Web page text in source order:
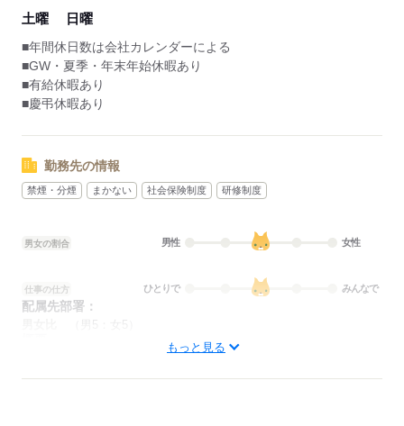
「土日休みが良い」
「長期で働きたい」
「残業は少ない方が良い」
「日勤・夜勤どちらかが良い」
など、あなたのご希望を教えて下さい！
【勤務条件】
□週3日～OK！
勤務期間は相談OKです！
□残業は基本なし！
応募する
土曜 日曜
■年間休日数は会社カレンダーによる
■GW・夏季・年末年始休暇あり
■有給休暇あり
■慶弔休暇あり
勤務先の情報
禁煙・分煙 まかない 社会保険制度 研修制度
男女の割合 男性 女性
仕事の仕方 ひとりで みんなで
配属先部署：
もっと見る